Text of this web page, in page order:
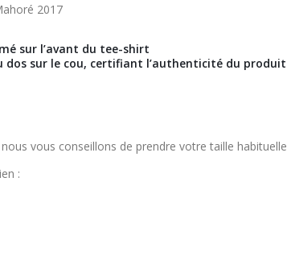
2017
sur l’avant du tee-shirt
dos sur le cou, certifiant l’authenticité du produit
vous conseillons de prendre votre taille habituelle
: